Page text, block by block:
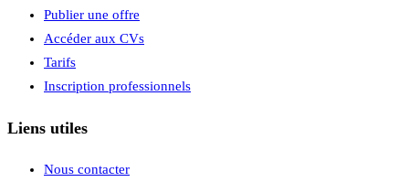
Publier une offre
Accéder aux CVs
Tarifs
Inscription professionnels
Liens utiles
Nous contacter